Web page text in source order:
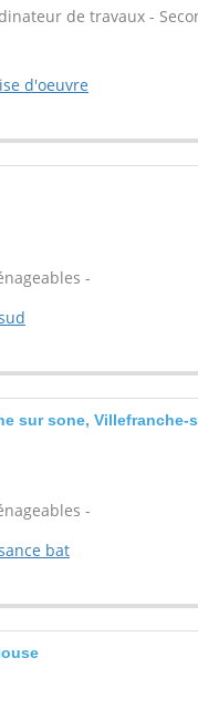
de travaux -
d'oeuvre
-
sur sone,
-
bat